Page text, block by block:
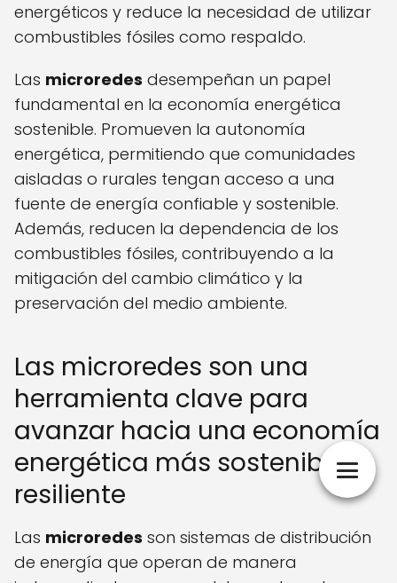
energéticos y reduce la necesidad de utilizar
combustibles fósiles como respaldo.
Las microredes desempeñan un papel
fundamental en la economía energética
sostenible. Promueven la autonomía
energética, permitiendo que comunidades
aisladas o rurales tengan acceso a una
fuente de energía confiable y sostenible.
Además, reducen la dependencia de los
combustibles fósiles, contribuyendo a la
mitigación del cambio climático y la
preservación del medio ambiente.
Las microredes son una
herramienta clave para
avanzar hacia una economía
energética más sostenible y
resiliente
Las microredes son sistemas de distribución
de energía que operan de manera